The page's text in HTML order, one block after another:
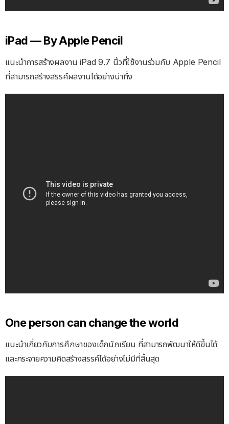
iPad — By Apple Pencil
แนะนำการสร้างผลงาน iPad 9.7 นิ้วที่ใช้งานร่วมกับ Apple Pencil
ที่สามารถสร้างสรรค์ผลงานได้อย่างน่าทึ่ง
One person can change the world
แนะนำเกี่ยวกับการศึกษาของเด็กนักเรียน ที่สามารถพัฒนาให้ดีขึ้นได้
และกระจายความคิดสร้างสรรค์ได้อย่างไม่มีที่สิ้นสุด